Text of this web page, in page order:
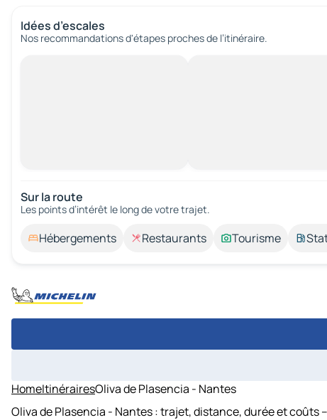
Idées d’escales
Nos recommandations d'étapes proches de l’itinéraire.
Sur la route
Les points d’intérêt le long de votre trajet.
Hébergements Restaurants Tourisme
HomeItinérairesOliva de Plasencia - Nantes
Oliva de Plasencia - Nantes : trajet, distance, durée et coûts